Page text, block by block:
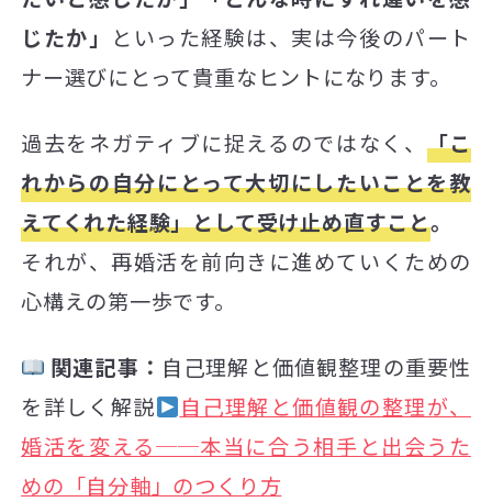
じたか」
といった経験は、実は今後のパート
ナー選びにとって貴重なヒントになります。
過去をネガティブに捉えるのではなく、 「こ
れからの自分にとって大切にしたいことを教
えてくれた経験」として受け止め直すこと。
それが、再婚活を前向きに進めていくための
心構えの第一歩です。
関連記事： 自己理解と価値観整理の重要性
を詳しく解説
自己理解と価値観の整理が、
婚活を変える──本当に合う相手と出会うた
めの「自分軸」のつくり方